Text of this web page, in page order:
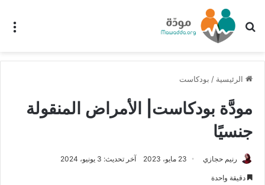
بحث عن
الرئيسية / بودكاست
مودَّة بودكاست| الأمراض المنقولة
جنسيًا
رنيم حجازي 23 مايو، 2023 آخر تحديث: 3 يونيو، 2024
دقيقة واحدة